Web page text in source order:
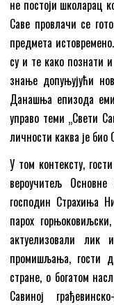
не постоји школарац
Саве провлачи се
предмета
су и те како познати
знање допуњујући
Данашња епизода
управо теми „Свети
личности каква је био
У том контексту,
вероучитељ
господин Страхиња
парох
актуелизовали лик
промишљања, гости
стране, о богатом
Савиној